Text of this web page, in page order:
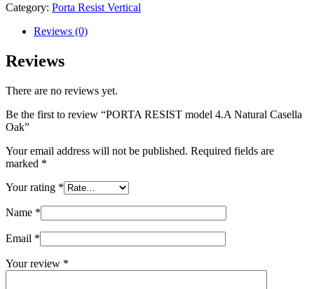
Category: Porta Resist Vertical
Reviews (0)
Reviews
There are no reviews yet.
Be the first to review “PORTA RESIST model 4.A Natural Casella
Oak”
Your email address will not be published. Required fields are
marked *
Your rating *
Name *
Email *
Your review *